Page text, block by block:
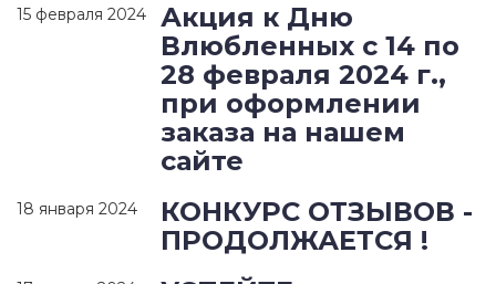
15 февраля 2024
Акция к Дню
Влюбленных с 14 по
28 февраля 2024 г.,
при оформлении
заказа на нашем
сайте
18 января 2024
КОНКУРС ОТЗЫВОВ -
ПРОДОЛЖАЕТСЯ !